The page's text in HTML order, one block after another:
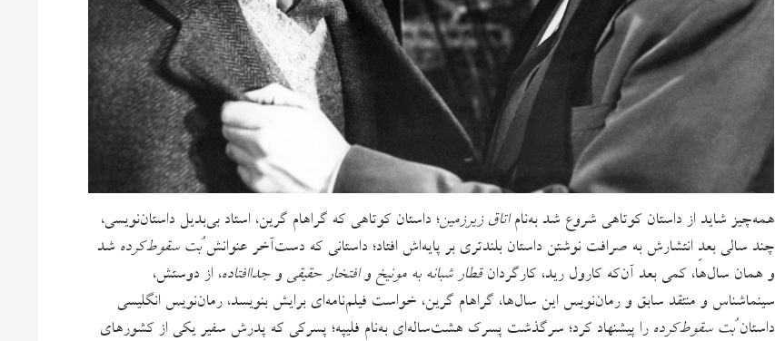
همه‌چیز شاید از داستان کوتاهی شروع شد به‌ناماتاق زیرزمین؛ داستان کوتاهی که گراهام گرین، استاد بی‌بدیل داستان‌نویسی،
چند سالی بعدِ انتشارش به صرافت نوشتن داستان بلندتری بر پایه‌اش افتاد؛ داستانی که دست‌آخر عنوانشبُت سقوط‌کرده شد
و همان سال‌ها، کمی بعد آن‌که کارول رید، کارگردانقطار شبانه به مونیخ وافتخار حقیقی وجداافتاده، از دوستش،
سینماشناس و منتقد سابق و رمان‌نویس این سال‌ها، گراهام گرین، خواست فیلم‌نامه‌ای برایش بنویسد، رمان‌نویس انگلیسی
داستانبُت سقوط‌کرده را پیشنهاد کرد؛ سرگذشت پسرک هشت‌ساله‌ای به‌نام فلیپه؛ پسرکی که پدرش سفیر یکی از کشورهای